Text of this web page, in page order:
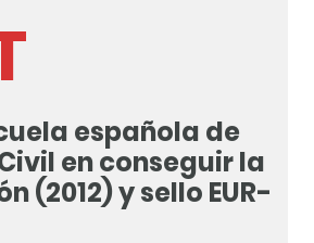
española de
en conseguir la
(2012) y sello EUR-